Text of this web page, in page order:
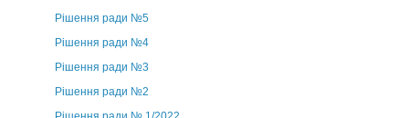
Рішення ради №5
Рішення ради №4
Рішення ради №3
Рішення ради №2